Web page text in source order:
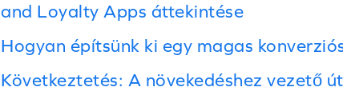
and Loyalty Apps áttekintése
Hogyan építsünk ki egy magas
Következtetés: A növekedéshez vezető út